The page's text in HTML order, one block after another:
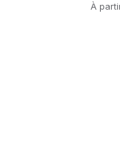
Prix
À